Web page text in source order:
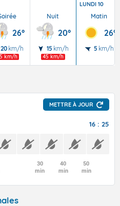
26°
20 km/h
km/h
Nuit
20°
15 km/h
45 km/h
LUNDI 10
Matin
26°
5 km/h
METTRE À JOUR
16 : 25
30
min
40
min
50
min